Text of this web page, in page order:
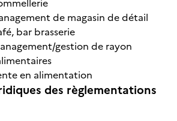
de magasin de détail
bar brasserie
gestion de rayon
en alimentation
des règlementations